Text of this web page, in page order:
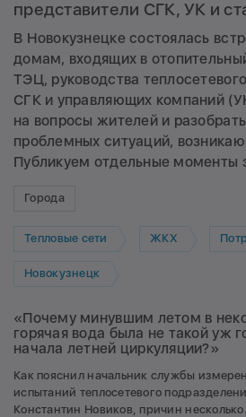
представители СГК, УК и
В Новокузнецке состоялась
домам, входящих в
ТЭЦ, руководства
СГК и управляющих компаний
на вопросы жителей и
проблемных ситуаций,
Публикуем отдельные моменты
Города
Тепловые сети ЖКХ
Новокузнецк
«Почему минувшим летом в
горячая вода была не такой уж
начала летней циркуляции?»
Как пояснил начальник службы
испытаний теплосетевого
Константин Новиков, причин